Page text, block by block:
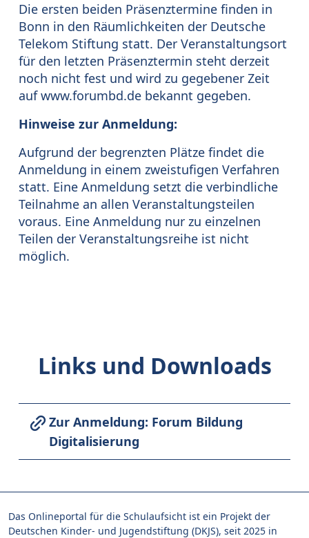
Die ersten beiden Präsenztermine finden in
Bonn in den Räumlichkeiten der Deutsche
Telekom Stiftung statt. Der Veranstaltungsort
für den letzten Präsenztermin steht derzeit
noch nicht fest und wird zu gegebener Zeit
auf www.forumbd.de bekannt gegeben.
Hinweise zur Anmeldung:
Aufgrund der begrenzten Plätze findet die
Anmeldung in einem zweistufigen Verfahren
statt. Eine Anmeldung setzt die verbindliche
Teilnahme an allen Veranstaltungsteilen
voraus. Eine Anmeldung nur zu einzelnen
Teilen der Veranstaltungsreihe ist nicht
möglich.
Links und Downloads
Zur Anmeldung: Forum Bildung
Digitalisierung
Das Onlineportal für die Schulaufsicht ist ein Projekt der
Deutschen Kinder- und Jugendstiftung (DKJS), seit 2025 in